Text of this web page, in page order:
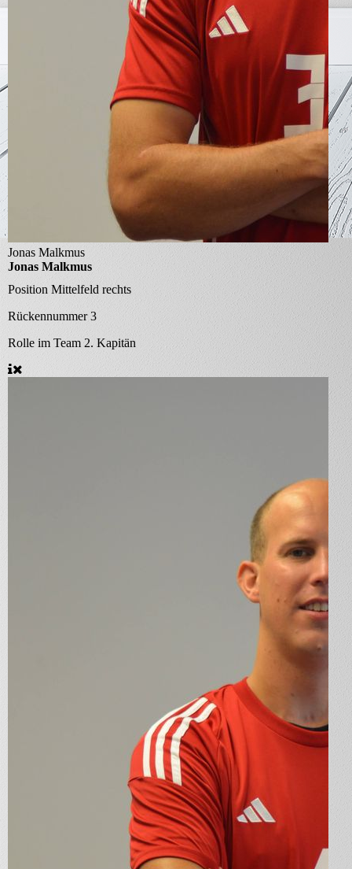
Jonas Malkmus
Jonas Malkmus
Position Mittelfeld rechts
Rückennummer3
Rolle im Team 2. Kapitän